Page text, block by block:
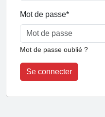
Mot de passe*
Mot de passe oublié ?
Se connecter